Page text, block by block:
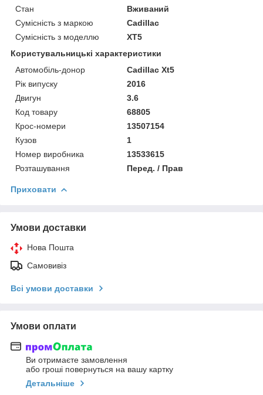
Стан
Вживаний
Сумісність з маркою
Cadillac
Сумісність з моделлю
XT5
Користувальницькі характеристики
Автомобіль-донор
Cadillac Xt5
Рік випуску
2016
Двигун
3.6
Код товару
68805
Крос-номери
13507154
Кузов
1
Номер виробника
13533615
Розташування
Перед. / Прав
Приховати
Умови доставки
Нова Пошта
Самовивіз
Всі умови доставки
Умови оплати
Ви отримаєте замовлення
або гроші повернуться на вашу картку
Детальніше